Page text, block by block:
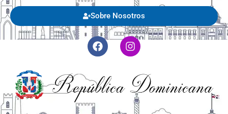
Sobre Nosotros